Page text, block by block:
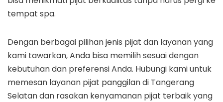
tempat spa.
Dengan berbagai pilihan jenis pijat dan layanan yang
kami tawarkan, Anda bisa memilih sesuai dengan
kebutuhan dan preferensi Anda. Hubungi kami untuk
memesan layanan pijat panggilan di Tangerang
Selatan dan rasakan kenyamanan pijat terbaik yang